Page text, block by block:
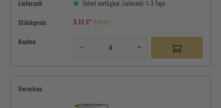
Lieferzeit Sofort verfügbar, Lieferzeit: 1-3 Tage
Stückpreis 5,12 €*6,40 €*
Kaufen
Vorschau